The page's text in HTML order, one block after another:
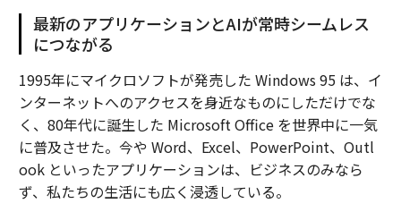
最新のアプリケーションとAIが常時シームレス
につながる
1995年にマイクロソフトが発売した Windows 95 は、イ
ンターネットへのアクセスを身近なものにしただけでな
く、80年代に誕生した Microsoft Office を世界中に一気
に普及させた。今や Word、Excel、PowerPoint、Outl
ook といったアプリケーションは、ビジネスのみなら
ず、私たちの生活にも広く浸透している。